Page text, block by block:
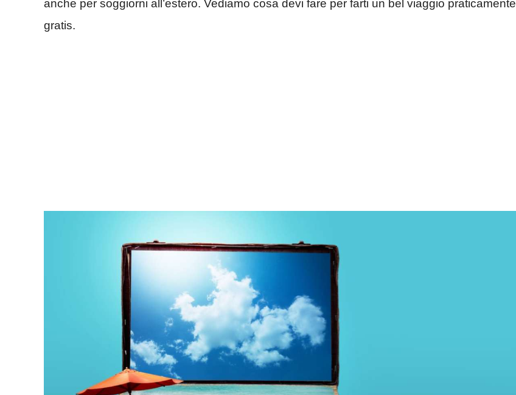
anche per soggiorni all’estero. Vediamo cosa devi fare per farti un bel viaggio praticamente
gratis.